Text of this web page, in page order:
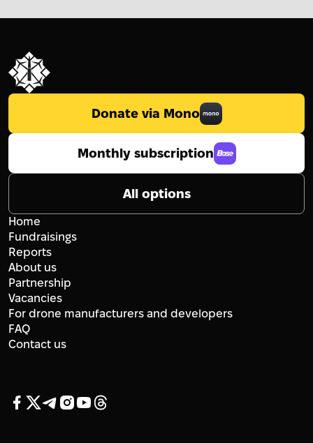
Donate via Mono
Monthly subscription
All options
Home
Fundraisings
Reports
About us
Partnership
Vacancies
For drone manufacturers and developers
FAQ
Contact us